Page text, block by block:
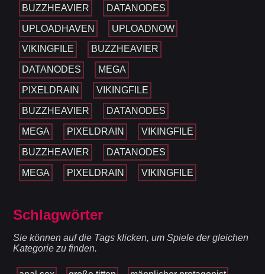
BUZZHEAVIER DATANODES
UPLOADHAVEN UPLOADNOW
VIKINGFILE BUZZHEAVIER
DATANODES MEGA
PIXELDRAIN VIKINGFILE
BUZZHEAVIER DATANODES
MEGA PIXELDRAIN VIKINGFILE
BUZZHEAVIER DATANODES
MEGA PIXELDRAIN VIKINGFILE
Schlagwörter
Sie können auf die Tags klicken, um Spiele der gleichen
Kategorie zu finden.